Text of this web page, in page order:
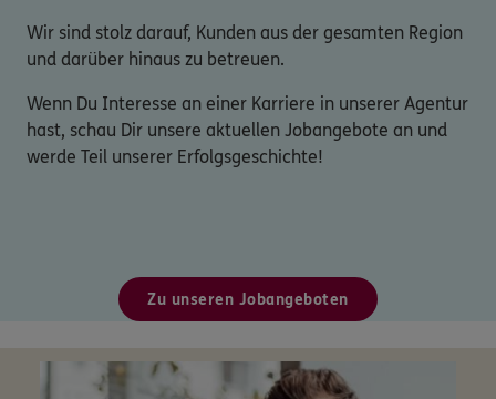
Wir sind stolz darauf, Kunden aus der gesamten Region
und darüber hinaus zu betreuen.
Wenn Du Interesse an einer Karriere in unserer Agentur
hast, schau Dir unsere aktuellen Jobangebote an und
werde Teil unserer Erfolgsgeschichte!
Zu unseren Jobangeboten